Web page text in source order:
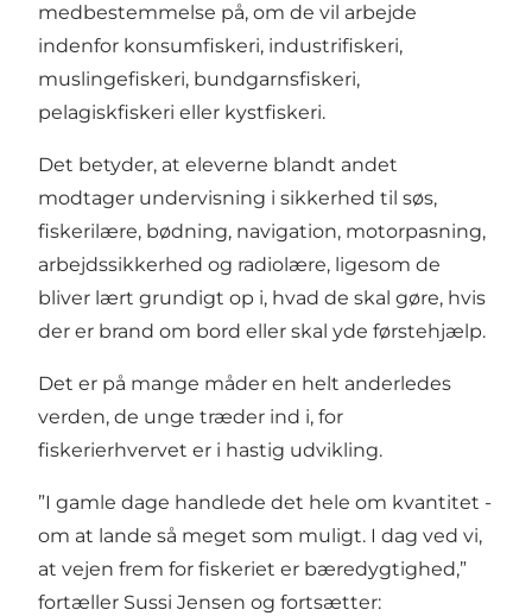
medbestemmelse på, om de vil arbejde
indenfor konsumfiskeri, industrifiskeri,
muslingefiskeri, bundgarnsfiskeri,
pelagiskfiskeri eller kystfiskeri.
Det betyder, at eleverne blandt andet
modtager undervisning i sikkerhed til søs,
fiskerilære, bødning, navigation, motorpasning,
arbejdssikkerhed og radiolære, ligesom de
bliver lært grundigt op i, hvad de skal gøre, hvis
der er brand om bord eller skal yde førstehjælp.
Det er på mange måder en helt anderledes
verden, de unge træder ind i, for
fiskerierhvervet er i hastig udvikling.
”I gamle dage handlede det hele om kvantitet -
om at lande så meget som muligt. I dag ved vi,
at vejen frem for fiskeriet er bæredygtighed,”
fortæller Sussi Jensen og fortsætter: